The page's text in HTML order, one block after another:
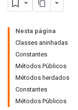
Nesta página
Classes aninhadas
Constantes
Métodos Públicos
Métodos herdados
Constantes
Métodos Públicos